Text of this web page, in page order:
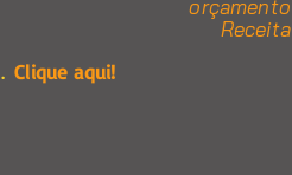
orçamento
Receita
Clique aqui!